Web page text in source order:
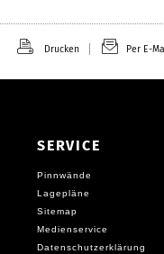
Drucken Per E-
SERVICE
Pinnwände
Lagepläne
Sitemap
Medienservice
Datenschutzerklärung